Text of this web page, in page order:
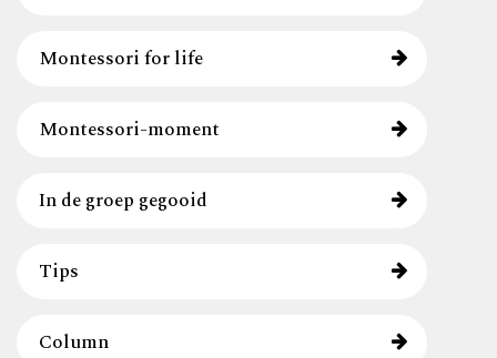
Montessori for life
Montessori-moment
In de groep gegooid
Tips
Column